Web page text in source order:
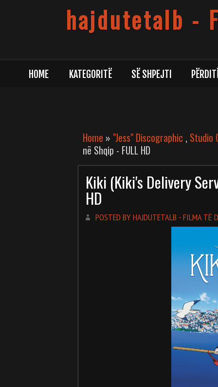
hajdutetalb -
HOME KATEGORITË SË SHPEJTI
Home » "Jess" Discographic , Studio
në Shqip - FULL HD
Kiki (Kiki's Delivery
HD
POSTED BY HAJDUTETALB - FILMA TË